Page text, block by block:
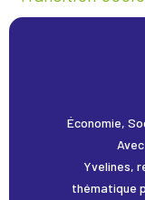
Économie,
Yvelines,
thématique